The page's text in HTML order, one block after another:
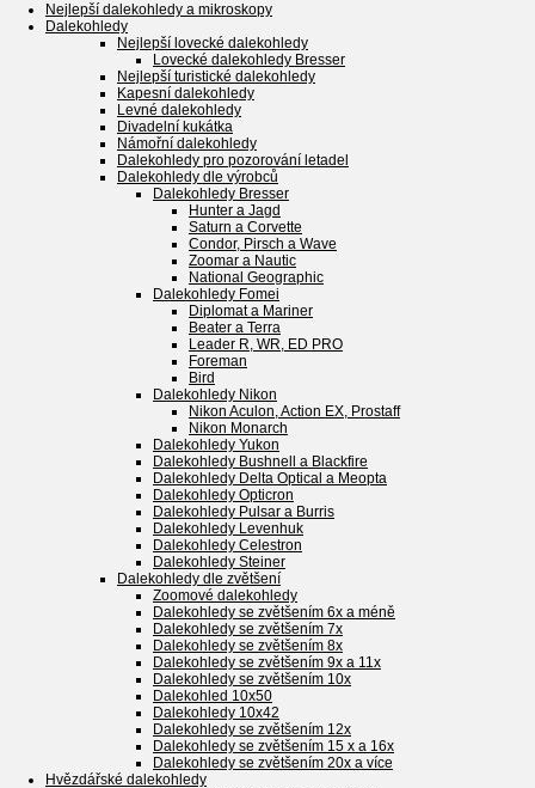
Nejlepší dalekohledy a mikroskopy
Dalekohledy
Nejlepší lovecké dalekohledy
Lovecké dalekohledy Bresser
Nejlepší turistické dalekohledy
Kapesní dalekohledy
Levné dalekohledy
Divadelní kukátka
Námořní dalekohledy
Dalekohledy pro pozorování letadel
Dalekohledy dle výrobců
Dalekohledy Bresser
Hunter a Jagd
Saturn a Corvette
Condor, Pirsch a Wave
Zoomar a Nautic
National Geographic
Dalekohledy Fomei
Diplomat a Mariner
Beater a Terra
Leader R, WR, ED PRO
Foreman
Bird
Dalekohledy Nikon
Nikon Aculon, Action EX, Prostaff
Nikon Monarch
Dalekohledy Yukon
Dalekohledy Bushnell a Blackfire
Dalekohledy Delta Optical a Meopta
Dalekohledy Opticron
Dalekohledy Pulsar a Burris
Dalekohledy Levenhuk
Dalekohledy Celestron
Dalekohledy Steiner
Dalekohledy dle zvětšení
Zoomové dalekohledy
Dalekohledy se zvětšením 6x a méně
Dalekohledy se zvětšením 7x
Dalekohledy se zvětšením 8x
Dalekohledy se zvětšením 9x a 11x
Dalekohledy se zvětšením 10x
Dalekohled 10x50
Dalekohledy 10x42
Dalekohledy se zvětšením 12x
Dalekohledy se zvětšením 15 x a 16x
Dalekohledy se zvětšením 20x a více
Hvězdářské dalekohledy